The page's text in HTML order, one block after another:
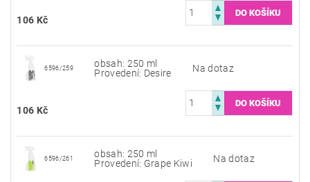
106 Kč
6596/259
obsah: 250 ml
Provedení: Desire
Na dotaz
106 Kč
6596/261
obsah: 250 ml
Provedení: Grape Kiwi
Na dotaz